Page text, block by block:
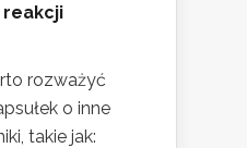
rozważyć
o inne
takie jak: